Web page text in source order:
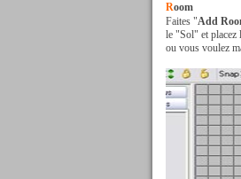
Room
Faites "Add
le "Sol" et placez
ou vous voulez